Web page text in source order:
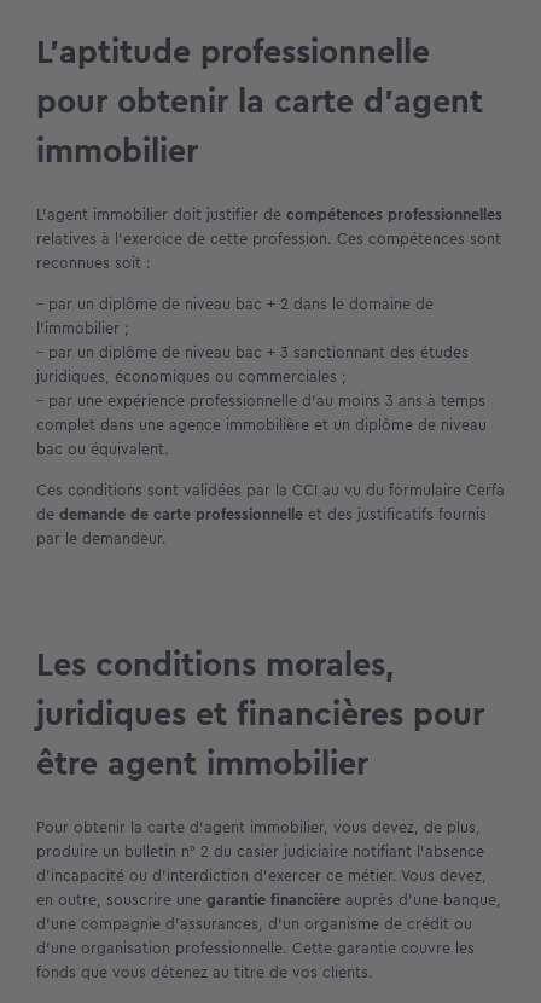
L’aptitude professionnelle
pour obtenir la carte d’agent
immobilier
L’agent immobilier doit justifier de compétences professionnelles
relatives à l’exercice de cette profession. Ces compétences sont
reconnues soit :
– par un diplôme de niveau bac + 2 dans le domaine de
l’immobilier ;
– par un diplôme de niveau bac + 3 sanctionnant des études
juridiques, économiques ou commerciales ;
– par une expérience professionnelle d’au moins 3 ans à temps
complet dans une agence immobilière et un diplôme de niveau
bac ou équivalent.
Ces conditions sont validées par la CCI au vu du formulaire Cerfa
de demande de carte professionnelle et des justificatifs fournis
par le demandeur.
Les conditions morales,
juridiques et financières pour
être agent immobilier
Pour obtenir la carte d’agent immobilier, vous devez, de plus,
produire un bulletin n° 2 du casier judiciaire notifiant l’absence
d’incapacité ou d’interdiction d’exercer ce métier. Vous devez,
en outre, souscrire une garantie financière auprès d’une banque,
d’une compagnie d’assurances, d’un organisme de crédit ou
d’une organisation professionnelle. Cette garantie couvre les
fonds que vous détenez au titre de vos clients.